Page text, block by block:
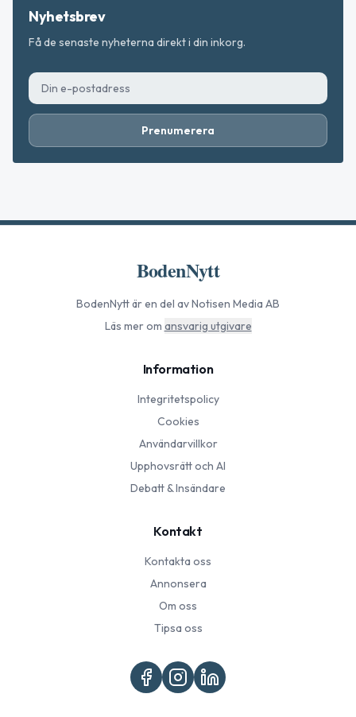
Nyhetsbrev
Få de senaste nyheterna direkt i din inkorg.
Prenumerera
BodenNytt
BodenNyttär en del av Notisen Media AB
Läs mer om ansvarig utgivare
Information
Integritetspolicy
Cookies
Användarvillkor
Upphovsrätt och AI
Debatt & Insändare
Kontakt
Kontakta oss
Annonsera
Om oss
Tipsa oss